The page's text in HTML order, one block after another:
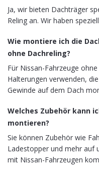
Ja, wir bieten Dachträger
Reling an. Wir haben
Wie montiere ich die
ohne Dachreling?
Für Nissan-Fahrzeuge
Halterungen verwenden,
Gewinde auf dem Dach
Welches Zubehör kann
montieren?
Sie können Zubehör wie
Ladestopper und mehr auf
mit Nissan-Fahrzeugen